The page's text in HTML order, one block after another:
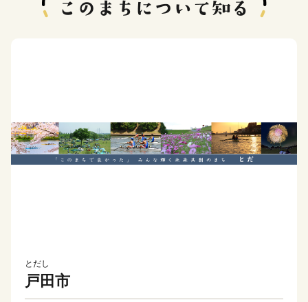
とだし
戸田市